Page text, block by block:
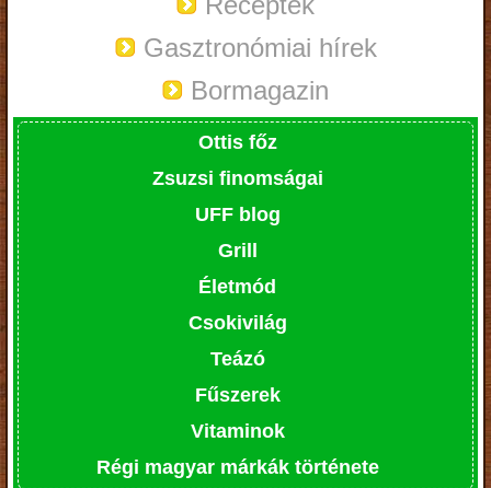
Gasztronómiai hírek
Bormagazin
Ottis főz
Zsuzsi finomságai
UFF blog
Grill
Életmód
Csokivilág
Teázó
Fűszerek
Vitaminok
Régi magyar márkák története